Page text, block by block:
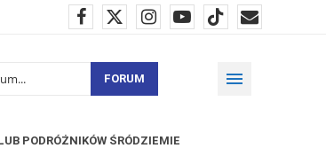
FORUM
PODRÓŻNIKÓW ŚRÓDZIEMIE